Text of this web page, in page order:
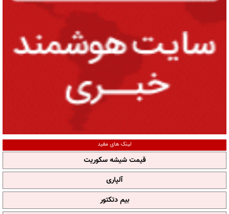
لینک های مفید
قیمت شیشه سکوریت
آلپاری
بیم دتکتور